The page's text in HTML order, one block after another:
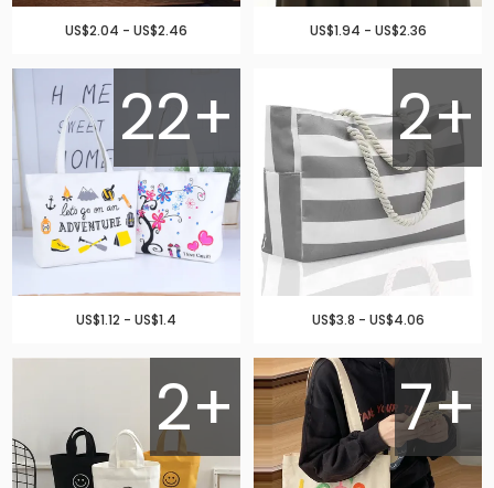
US$2.04 - US$2.46 US$1.94 - US$2.36
22+
US$1.12 - US$1.4
2+
US$3.8 - US$4.06
2+ 7+